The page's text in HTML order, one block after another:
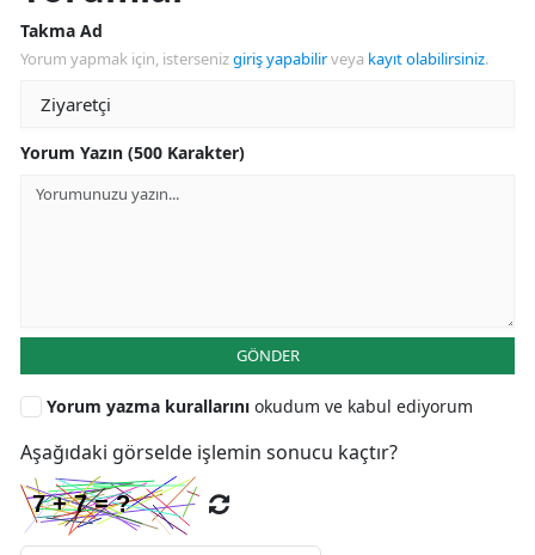
Takma Ad
Yorum yapmak için, istersenizgiriş yapabilirveya kayıt olabilirsiniz.
Yorum Yazın (500 Karakter)
GÖNDER
Yorum yazma kurallarını okudum ve kabul ediyorum
Aşağıdaki görselde işlemin sonucu kaçtır?